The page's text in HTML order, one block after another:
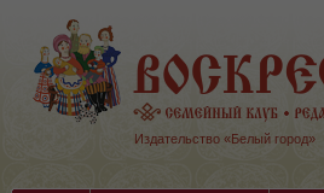
Издательство «Белый город»